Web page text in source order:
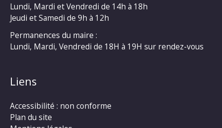
Lundi, Mardi et Vendredi de 14h à 18h
Jeudi et Samedi de 9h à 12h
Permanences du maire :
Lundi, Mardi, Vendredi de 18H à 19H sur rendez-vous
Liens
Accessibilité : non conforme
Plan du site